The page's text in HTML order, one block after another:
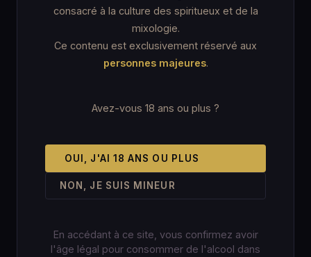
consacré à la culture des spiritueux et de la
mixologie.
Ce contenu est exclusivement réservé aux
personnes majeures.
Avez-vous 18 ans ou plus ?
OUI, J'AI 18 ANS OU PLUS
NON, JE SUIS MINEUR
En accédant à ce site, vous confirmez avoir
l'âge légal pour consommer de l'alcool dans
7 min Verre old fashioned ★☆☆ Facile